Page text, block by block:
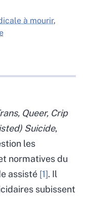
à mourir,
Queer, Crip
Suicide,
les
normatives du
assisté 1 . Il
subissent